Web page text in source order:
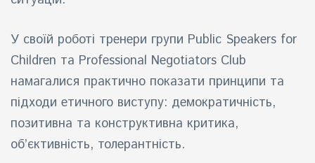
У своїй роботі тренери групи Public Speakers for
Children та Professional Negotiators Club
намагалися практично показати принципи та
підходи етичного виступу: демократичність,
позитивна та конструктивна критика,
об’єктивність, толерантність.